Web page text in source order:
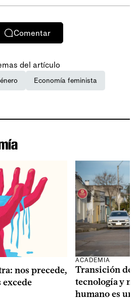
Comentar
del artículo
Economía feminista
nos precede,
excede
ACADEMIA
Transición
tecnología y
humano es